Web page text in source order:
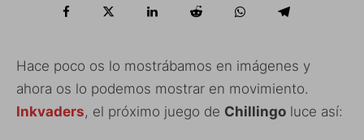
Hace poco os lo mostrábamos en imágenes y
ahora os lo podemos mostrar en movimiento.
Inkvaders, el próximo juego de Chillingo luce así: